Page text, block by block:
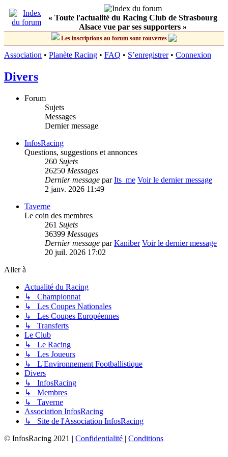
« Toute l'actualité du Racing Club de Strasbourg
Alsace vue par ses supporters »
Les inscriptions au forum sont rouvertes
Association • Planète Racing • FAQ • S’enregistrer• Connexion
Divers
Forum
Sujets
Messages
Dernier message
InfosRacing
Questions, suggestions et annonces
260 Sujets
26250 Messages
Dernier message parIts_me Voir le dernier message
2 janv. 2026 11:49
Taverne
Le coin des membres
261 Sujets
36399 Messages
Dernier message parKaniber Voir le dernier message
20 juil. 2026 17:02
Aller à
Actualité du Racing
↳ Championnat
↳ Les Coupes Nationales
↳ Les Coupes Européennes
↳ Transferts
Le Club
↳ Le Racing
↳ Les Joueurs
↳ L'Environnement Footballistique
Divers
↳ InfosRacing
↳ Membres
↳ Taverne
Association InfosRacing
↳ Site de l'Association InfosRacing
© InfosRacing 2021 | Confidentialité | Conditions